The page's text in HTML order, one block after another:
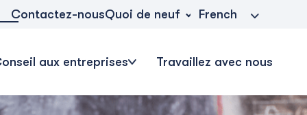
Contactez-nousQuoi de neuf French
aux entreprises Travaillez avec nous